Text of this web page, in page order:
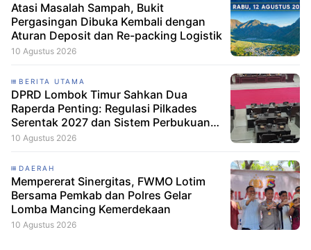
Atasi Masalah Sampah, Bukit
Pergasingan Dibuka Kembali dengan
Aturan Deposit dan Re-packing Logistik
10 Agustus 2026
BERITA UTAMA
DPRD Lombok Timur Sahkan Dua
Raperda Penting: Regulasi Pilkades
Serentak 2027 dan Sistem Perbukuan
Resmi Disetujui
10 Agustus 2026
DAERAH
Mempererat Sinergitas, FWMO Lotim
Bersama Pemkab dan Polres Gelar
Lomba Mancing Kemerdekaan
10 Agustus 2026